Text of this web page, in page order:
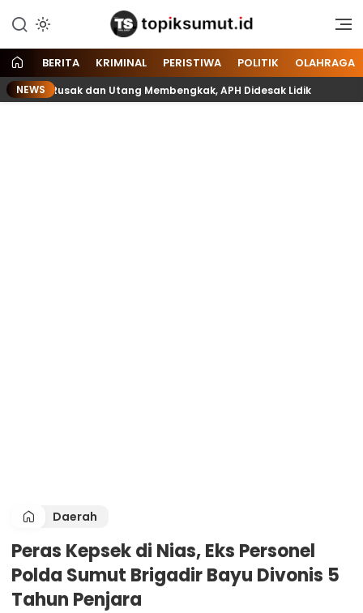
Topik Sumut
Memberitakan Seputar
dan Nasional
BERITA KRIMINAL PERISTIWA POLITIK OLAHRAGA
NEWSdan Utang Membengkak, APH Didesak Lidik
Daerah
Peras Kepsek di Nias, Eks Personel
Polda Sumut Brigadir Bayu Divonis 5
Tahun Penjara